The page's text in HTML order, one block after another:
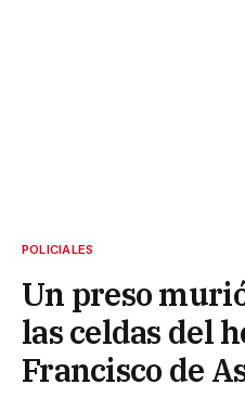
POLICIALES
Un preso
las celdas del
Francisco de